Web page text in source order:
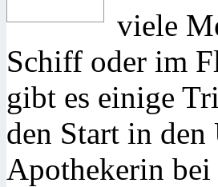
viele
Schiff oder im
gibt es einige
den Start in
Apothekerin